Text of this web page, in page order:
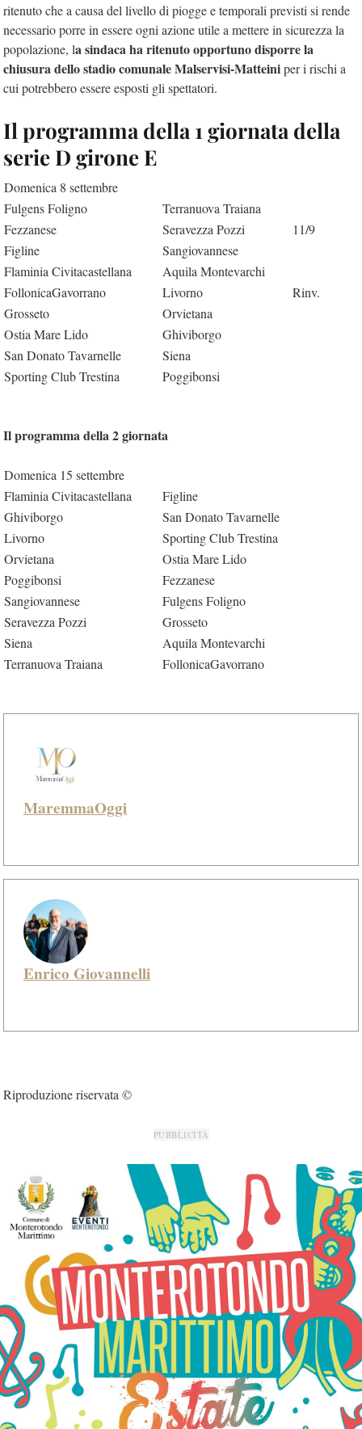
ritenuto che a causa del livello di piogge e temporali previsti si rende
necessario porre in essere ogni azione utile a mettere in sicurezza la
popolazione, la sindaca ha ritenuto opportuno disporre la
chiusura dello stadio comunale Malservisi-Matteiniper i rischi a
cui potrebbero essere esposti gli spettatori.
Il programma della 1 giornata della
serie D girone E
Domenica 8 settembre
Fulgens Foligno
Terranuova Traiana
Fezzanese
Seravezza Pozzi
11/9
Figline
Sangiovannese
Flaminia Civitacastellana
Aquila Montevarchi
FollonicaGavorrano
Livorno
Rinv.
Grosseto
Orvietana
Ostia Mare Lido
Ghiviborgo
San Donato Tavarnelle
Siena
Sporting Club Trestina
Poggibonsi
Il programma della 2 giornata
Domenica 15 settembre
Flaminia Civitacastellana
Figline
Ghiviborgo
San Donato Tavarnelle
Livorno
Sporting Club Trestina
Orvietana
Ostia Mare Lido
Poggibonsi
Fezzanese
Sangiovannese
Fulgens Foligno
Seravezza Pozzi
Grosseto
Siena
Aquila Montevarchi
Terranuova Traiana
FollonicaGavorrano
MaremmaOggi
Enrico Giovannelli
Riproduzione riservata ©
PUBBLICITÀ